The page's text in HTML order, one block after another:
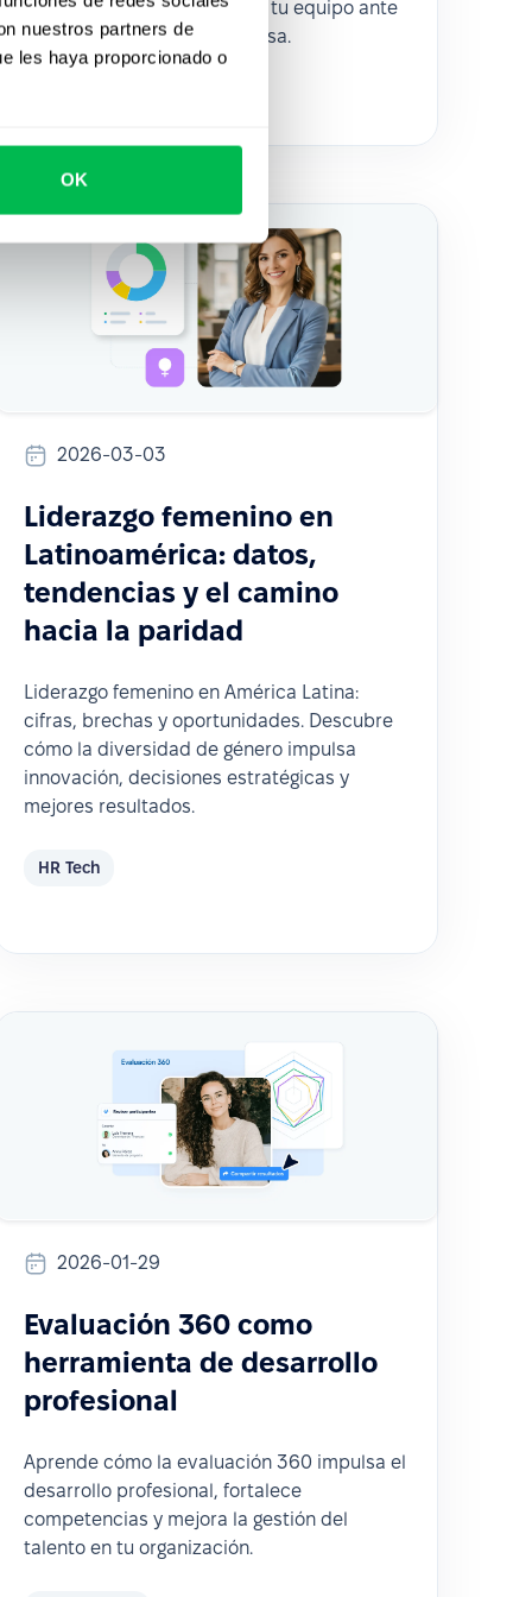
nuestros partners de
les haya proporcionado o
OK
retener talento y preparar a tu equipo ante
vacantes clave en tu empresa.
2026-03-03
Liderazgo femenino en
Latinoamérica: datos,
tendencias y el camino
hacia la paridad
Liderazgo femenino en América Latina:
cifras, brechas y oportunidades. Descubre
cómo la diversidad de género impulsa
innovación, decisiones estratégicas y
mejores resultados.
HR Tech
2026-01-29
Evaluación 360 como
herramienta de desarrollo
profesional
Aprende cómo la evaluación 360 impulsa el
desarrollo profesional, fortalece
competencias y mejora la gestión del
talento en tu organización.